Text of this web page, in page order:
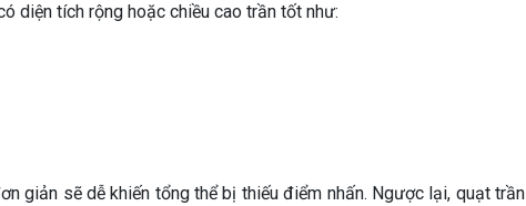
diện tích rộng hoặc chiều cao trần tốt như:
giản sẽ dễ khiến tổng thể bị thiếu điểm nhấn. Ngược lại, quạt trần